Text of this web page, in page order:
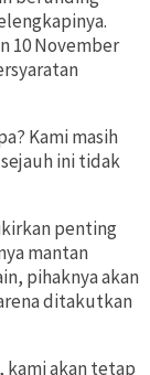
10 November
Kami masih
ini tidak
penting
mantan
pihaknya akan
ditakutkan
kami akan tetap